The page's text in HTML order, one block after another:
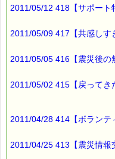
2011/05/12 418【サポート
2011/05/09 417【共感しす
2011/05/05 416【震災後の
2011/05/02 415【戻ってき
2011/04/28 414【ボランテ
2011/04/25 413【震災情報